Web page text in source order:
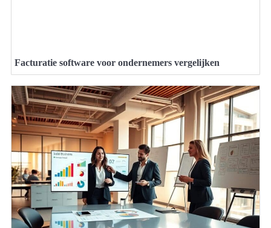
Facturatie software voor ondernemers vergelijken